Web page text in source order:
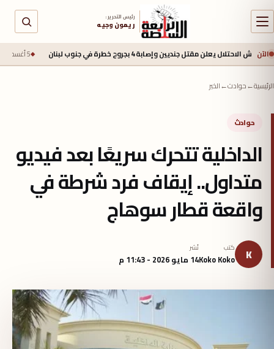
رئيس التحرير :
ريمون وجيه
الآن
يعلن مقتل جنديين وإصابة 4 بجروح خطرة في جنوب لبنان 5 أغسطس 2026 - 2:40 م
الرئيسية←حوادث←الخبر
حوادث
الداخلية تتحرك سريعًا بعد فيديو
متداول.. إيقاف فرد شرطة في
واقعة قطار سوهاج
K كتب
Koko Koko
نُشر
14 مايو 2026 - 11:43 م